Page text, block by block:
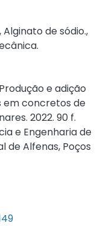
de obras, ele
resistência em
em situações de
se as fissuras,
ao desgaste
A adição de
de carbonato
de fissuras,
essas bactérias
de
realizar a
Dado o exposto
,Alginato de sódio.,
e adição
em concretos de
2022. 90 f.
e Engenharia de
de Alfenas, Poços